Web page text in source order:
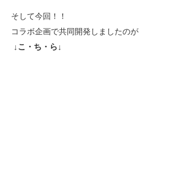
そして今回！！
コラボ企画で共同開発しましたのが
↓こ・ち・ら↓